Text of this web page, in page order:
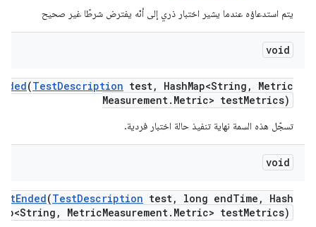
يتم استدعاؤه عندما يشير اختبار ذري إلى أنّه يفترض شرطًا غير صحيح
void
(TestDescription test, HashMap<String ,
Metric
Measurement. Metric> testMetrics)
تسجّل هذه السمة نهاية تنفيذ حالة اختبار فردية.
void
Ended(TestDescription test, long endTime ,
Hash
, MetricMeasurement. Metric> testMetrics)